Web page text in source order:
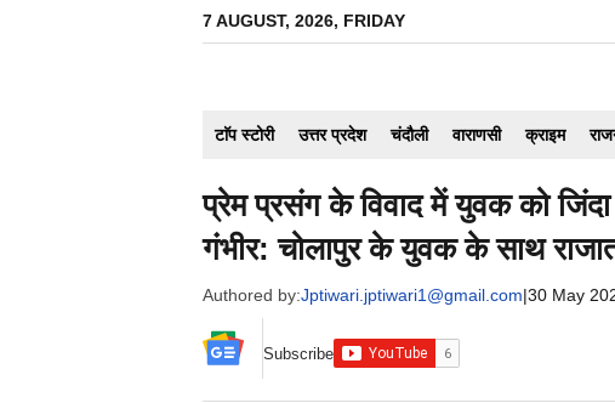
7 AUGUST, 2026, FRIDAY
टाॅप स्टोरी उत्तर प्रदेश चंदौली वाराणसी क्राइम
प्रेम प्रसंग के विवाद में युवक को
गंभीर: चोलापुर के युवक के साथ
Authored by:Jptiwari.jptiwari1@gmail.com|30 May
Subscribe